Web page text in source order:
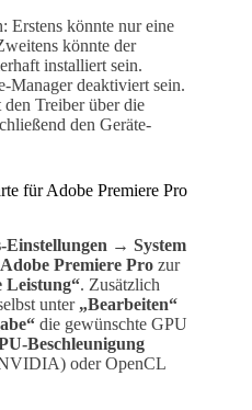
Erstens könnte nur eine
könnte der
installiert sein.
Manager deaktiviert sein.
Treiber über die
den Geräte-
für Adobe Premiere Pro
Einstellungen → System
Adobe Premiere Pro zur
Leistung“. Zusätzlich
unter „Bearbeiten“
die gewünschte GPU
Beschleunigung
oder OpenCL